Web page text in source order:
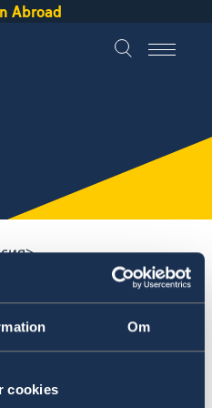
Om
cookies
Abroad
Работа в Швеции